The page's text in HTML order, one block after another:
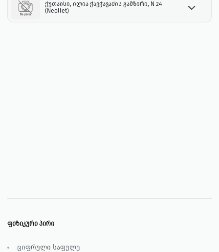
ქუთაისი, ილია ჭავჭავაძის გამზირი, N 24
(Neollet)
ფიზიკური პირი
ციფრული საფულე